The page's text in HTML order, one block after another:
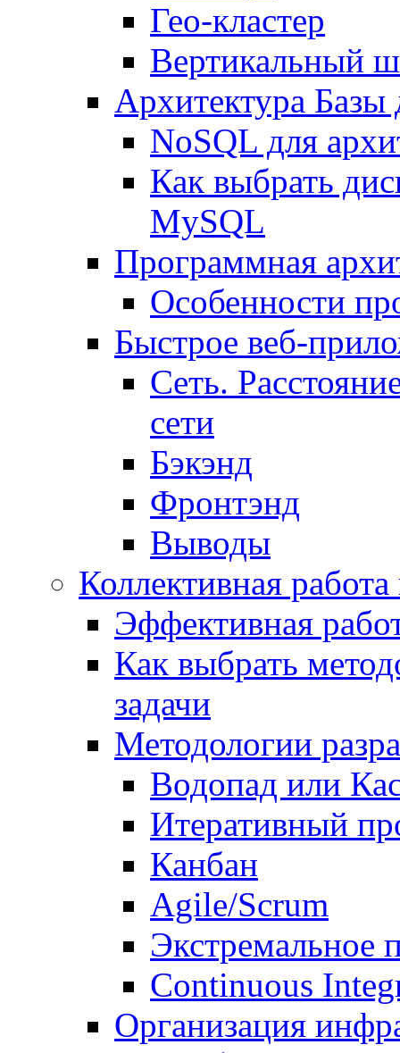
Гео-кластер
Вертикальный
Архитектура
NoSQL для
Как выбрать
MySQL
Программная
Особенности
Быстрое веб-
Сеть.
сети
Бэкэнд
Фронтэнд
Выводы
Коллективная
Эффективная
Как выбрать
задачи
Методологии
Водопад или
Итеративный
Канбан
Agile/Scrum
Экстремальное
Continuous
Организация